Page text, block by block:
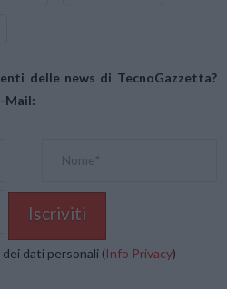
delle news di TecnoGazzetta?
Mail:
dati personali (Info Privacy)